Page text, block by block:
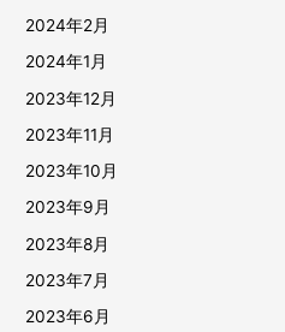
2024年2月
2024年1月
2023年12月
2023年11月
2023年10月
2023年9月
2023年8月
2023年7月
2023年6月